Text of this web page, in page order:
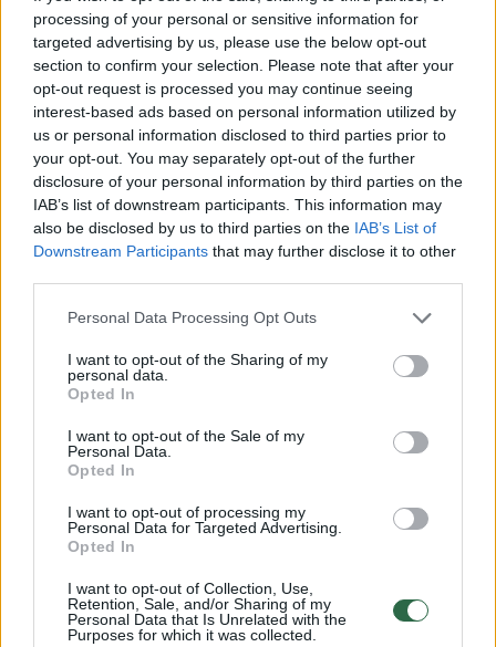
processing of your personal or sensitive information for
targeted advertising by us, please use the below opt-out
section to confirm your selection. Please note that after your
opt-out request is processed you may continue seeing
interest-based ads based on personal information utilized by
us or personal information disclosed to third parties prior to
your opt-out. You may separately opt-out of the further
disclosure of your personal information by third parties on the
IAB’s list of downstream participants. This information may
also be disclosed by us to third parties on the IAB’s List of
Downstream Participants that may further disclose it to other
Personal Data Processing Opt Outs
I want to opt-out of the Sharing of my
personal data.
Opted In
I want to opt-out of the Sale of my
Personal Data.
Opted In
I want to opt-out of processing my
Personal Data for Targeted Advertising.
Opted In
I want to opt-out of Collection, Use,
Retention, Sale, and/or Sharing of my
Personal Data that Is Unrelated with the
Purposes for which it was collected.
savivaldybės tarybos istorinės atminties
komisijos pirmininkas Gediminas Jaunius.
Susiję straipsniai
monopolio: gal jau laikas jai
turėti konkurentų?
tinklas